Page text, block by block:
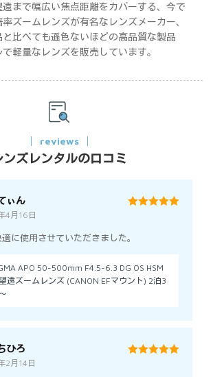
まで幅広い焦点距離をカバーする、今で
ズームレンズが有名なレンズメーカー、
と比べても遜色ないほどの高品質な製品
軽量なレンズを販売しています。
reviews
ンズレンタルの口コミ
ぃん
4月16日
に使用させていただきました。
APO 50-500mm F4.5-6.3 DG OS HSM
遠ズームレンズ (CANON EFマウント) 2泊3
ひろ
2月14日